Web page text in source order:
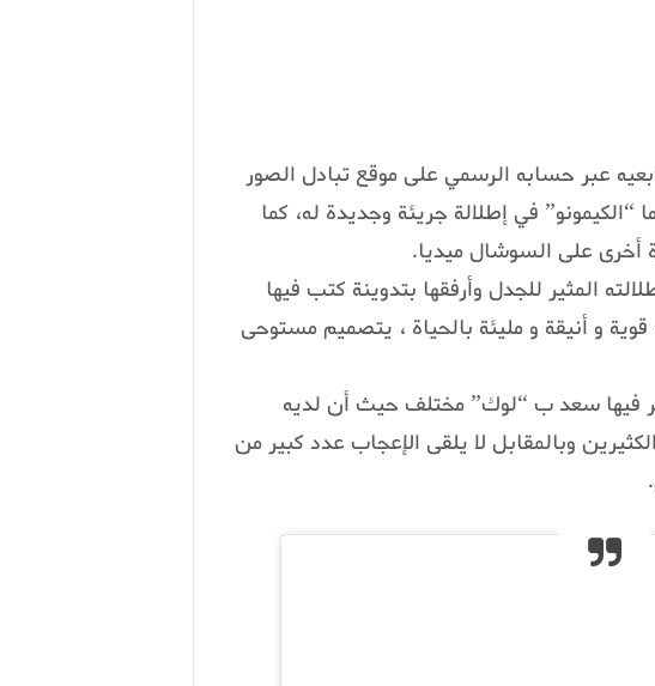
عبر حسابه الرسمي على موقع تبادل الصور
في إطلالة جريئة وجديدة له، كما
أخرى على السوشال ميديا.
المثير للجدل وأرفقها بتدوينة كتب فيها
قوية و أنيقة و مليئة بالحياة ، يتصميم مستوحى
فيها سعد ب “لوك” مختلف حيث أن لديه
وبالمقابل لا يلقى الإعجاب عدد كبير من